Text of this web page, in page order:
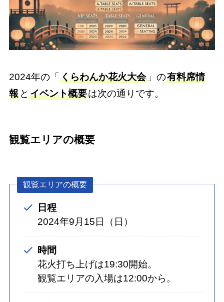
2024年の「 くらわんか花火大会」の有料席情
報と イベント概要は次の通りです。
観覧エリアの概要
観覧エリアの概要
日程
2024年9月15日（日）
時間
花火打ち上げは19:30開始。
観覧エリアの入場は12:00から。